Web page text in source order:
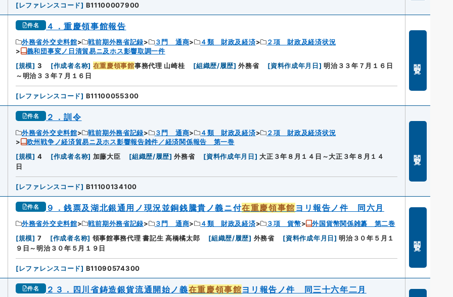
[レファレンスコード] B11100007900
件名 ４．重慶領事館報告
外務省外交史料館 戦前期外務省記録 ３門 通商 ４類 財政及経済
２項 財政及経済状況
義和団事変ノ日清貿易ニ及ホス影響取調一件
[規模] 3 [作成者名称] 在重慶領事館事務代理 山崎桂 [組織歴/履歴] 外務省 [資料作成年月日] 明治３３年７月１６日
～明治３３年７月１６日
[レファレンスコード] B11100055300
件名 ２．訓令
外務省外交史料館 戦前期外務省記録 ３門 通商 ４類 財政及経済
２項 財政及経済状況
欧州戦争ノ経済貿易ニ及ホス影響報告雑件／経済関係報告 第一巻
[規模] 4 [作成者名称] 加藤大臣 [組織歴/履歴] 外務省 [資料作成年月日] 大正３年８月１４日～大正３年８月１４
日
[レファレンスコード] B11100134100
件名 ９．銭票及湖北銀通用ノ現況並銅銭騰貴ノ義ニ付在重慶領事館 ヨリ報告ノ件 同六月
外務省外交史料館 戦前期外務省記録 ３門 通商 ４類 財政及経済 ３項 貨幣
外国貨幣関係雑纂 第二巻
[規模] 7 [作成者名称] 領事館事務代理 書記生 高橋橘太郎 [組織歴/履歴] 外務省 [資料作成年月日] 明治３０年５月１
９日～明治３０年５月１９日
[レファレンスコード] B11090574300
件名 ２３．四川省鋳造銀貨流通開始ノ義在重慶領事館ヨリ報告ノ件 同三十六年二月